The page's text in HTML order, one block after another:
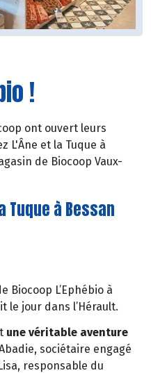
!
ont ouvert leurs
L'Âne et la Tuque à
de Biocoop Vaux-
Tuque à Bessan
Biocoop L’Ephébio à
le jour dans l’Hérault.
une véritable aventure
sociétaire engagé
responsable du